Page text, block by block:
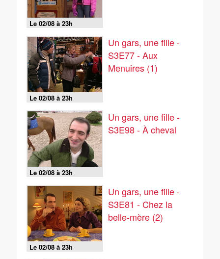
Le 02/08 à 23h
Le 02/08 à 23h
Un gars, une fille -
S3E77 - Aux
Menuires (1)
Le 02/08 à 23h
Un gars, une fille -
S3E98 - À cheval
Le 02/08 à 23h
Un gars, une fille -
S3E81 - Chez la
belle-mère (2)